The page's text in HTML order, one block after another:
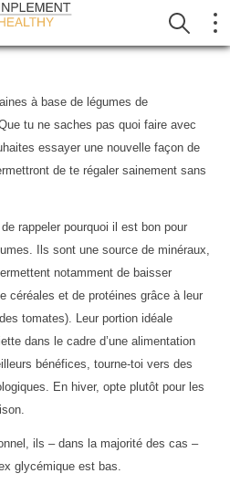
à base de légumes de
tu ne saches pas quoi faire avec
essayer une nouvelle façon de
de te régaler sainement sans
rappeler pourquoi il est bon pour
Ils sont une source de minéraux,
notamment de baisser
céréales et de protéines grâce à leur
tomates). Leur portion idéale
dans le cadre d’une alimentation
bénéfices, tourne-toi vers des
En hiver, opte plutôt pour les
ils – dans la majorité des cas –
glycémique est bas.